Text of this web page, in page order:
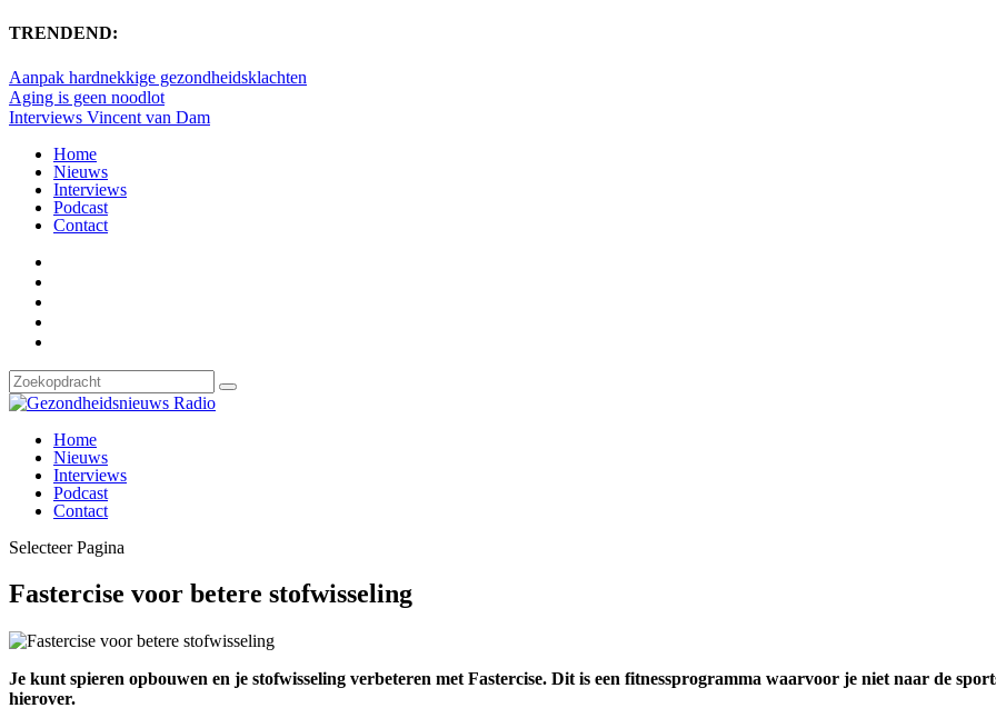
TRENDEND:
Aanpak hardnekkige gezondheidsklachten
Aging is geen noodlot
Interviews Vincent van Dam
Home
Nieuws
Interviews
Podcast
Contact
Home
Nieuws
Interviews
Podcast
Contact
Selecteer Pagina
Fastercise voor betere stofwisseling
Je kunt spieren opbouwen en je stofwisseling verbeteren met Fastercise. Dit is een fitnessprogramma waarvoor je niet naar de
hierover.